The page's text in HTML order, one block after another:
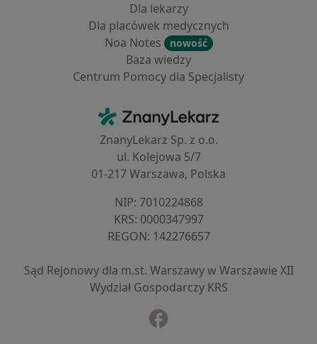
Dla lekarzy
Dla placówek medycznych
Noa Notes
nowość
Baza wiedzy
Centrum Pomocy dla Specjalisty
ZnanyLekarz - Strona główna
ZnanyLekarz Sp. z o.o.
ul. Kolejowa 5/7
01-217 Warszawa, Polska
NIP: ⁠7010224868
KRS: ⁠0000347997
REGON: ⁠142276657
Sąd Rejonowy dla m.st. Warszawy w Warszawie XII
Wydział Gospodarczy KRS